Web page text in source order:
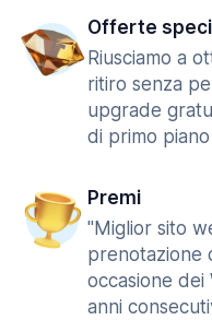
Offerte
Riusciamo a
ritiro senza
upgrade
di primo
Premi
"Miglior sito
prenotazione
occasione
anni